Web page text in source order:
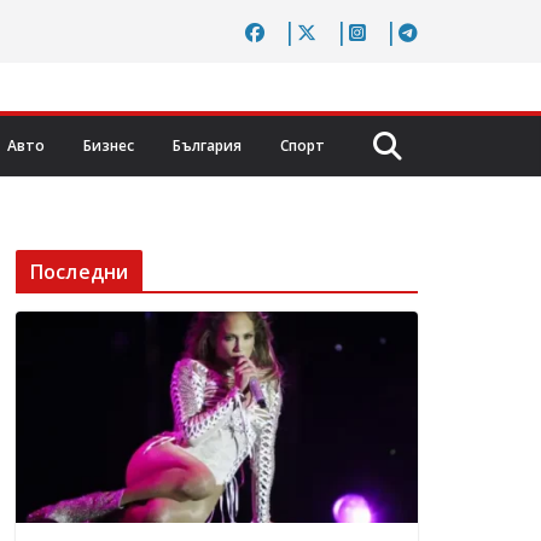
Авто Бизнес България Спорт
Последни